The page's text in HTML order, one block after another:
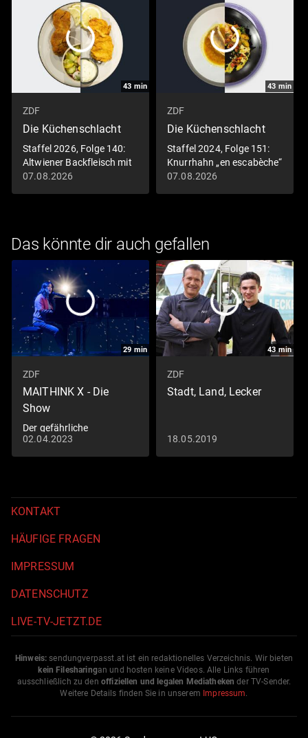
43 min
ZDF
Die Küchenschlacht
Staffel 2026, Folge 140:
Altwiener Backfleisch mit
Remouladensauce
07.08.2026
43 min
ZDF
Die Küchenschlacht
Staffel 2024, Folge 151:
Knurrhahn „en escabèche“
mit zweierlei Blumenkohl
07.08.2026
Das könnte dir auch gefallen
29 min
ZDF
MAITHINK X - Die
Show
Der gefährliche
Naturtrend
02.04.2023
43 min
ZDF
Stadt, Land, Lecker
18.05.2019
KONTAKT
HÄUFIGE FRAGEN
IMPRESSUM
DATENSCHUTZ
LIVE-TV-JETZT.DE
Hinweis: sendungverpasst.at ist ein redaktionelles Verzeichnis. Wir bieten
kein Filesharingan und hosten keine Videos. Alle Links führen
ausschließlich zu den offiziellen und legalen Mediatheken der TV-Sender.
Weitere Details finden Sie in unserem Impressum.